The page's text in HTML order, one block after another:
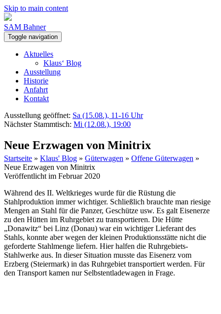
Skip to main content
SAM Bahner
Toggle navigation
Aktuelles
Klaus‘ Blog
Ausstellung
Historie
Anfahrt
Kontakt
Ausstellung geöffnet: Sa (15.08.), 11-16 Uhr
Nächster Stammtisch: Mi (12.08.), 19:00
Neue Erzwagen von Minitrix
Startseite » Klaus' Blog » Güterwagen » Offene Güterwagen »
Neue Erzwagen von Minitrix
Veröffentlicht im Februar 2020
Während des II. Weltkrieges wurde für die Rüstung die
Stahlproduktion immer wichtiger. Schließlich brauchte man riesige
Mengen an Stahl für die Panzer, Geschütze usw. Es galt Eisenerze
zu den Hütten im Ruhrgebiet zu transportieren. Die Hütte
„Donawitz“ bei Linz (Donau) war ein wichtiger Lieferant des
Stahls, konnte aber wegen der kleinen Produktionsstätte nicht die
geforderte Stahlmenge liefern. Hier halfen die Ruhrgebiets-
Stahlwerke aus. In dieser Situation musste das Eisenerz vom
Erzberg (Steiermark) in das Ruhrgebiet transportiert werden. Für
den Transport kamen nur Selbstentladewagen in Frage.